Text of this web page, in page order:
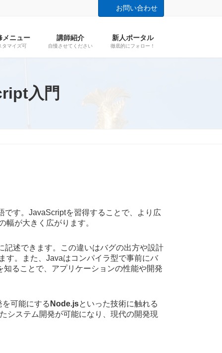
お問い合わせ
メニュー
タマイズ可
講師紹介
自慢させてください
新人ポータル
徹底的にフォロー！
入門
す。JavaScriptを習得することで、より広
が大きく広がります。
述できます。この違いはバグの出方や設計
す。また、Javaはコンパイラ型で事前にバ
ることで、アプリケーションの性能や開発
可能にする Node.jsといった技術に触れる
システム開発が可能になり、現代の開発現